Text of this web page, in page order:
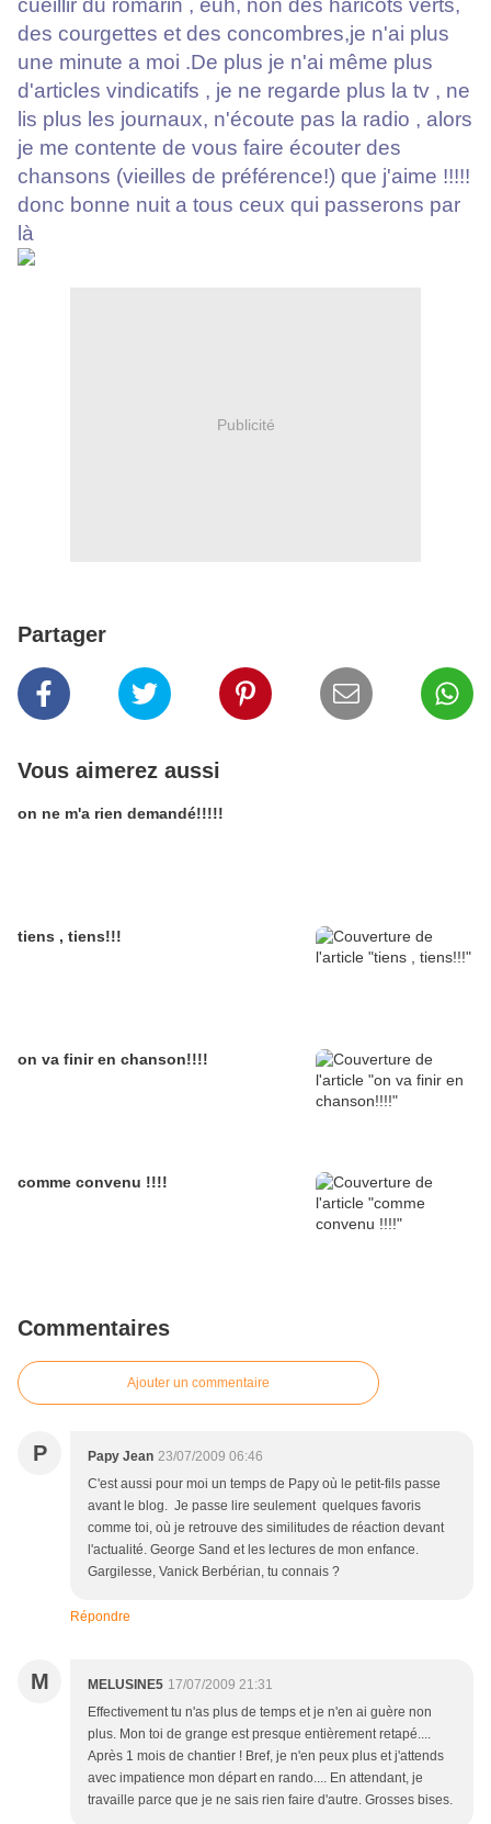
cueillir du romarin , euh, non des haricots verts,
des courgettes et des concombres,je n'ai plus
une minute a moi .De plus je n'ai même plus
d'articles vindicatifs , je ne regarde plus la tv , ne
lis plus les journaux, n'écoute pas la radio , alors
je me contente de vous faire écouter des
chansons (vieilles de préférence!) que j'aime !!!!!
donc bonne nuit a tous ceux qui passerons par
là
Publicité
Partager
Vous aimerez aussi
on ne m'a rien demandé!!!!!
tiens , tiens!!!
on va finir en chanson!!!!
comme convenu !!!!
Commentaires
Ajouter un commentaire
P Papy Jean 23/07/2009 06:46
C'est aussi pour moi un temps de Papy où le petit-fils passe
avant le blog. Je passe lire seulement quelques favoris
comme toi, où je retrouve des similitudes de réaction devant
l'actualité. George Sand et les lectures de mon enfance.
Gargilesse, Vanick Berbérian, tu connais ?
Répondre
M MELUSINE5 17/07/2009 21:31
Effectivement tu n'as plus de temps et je n'en ai guère non
plus. Mon toi de grange est presque entièrement retapé....
Après 1 mois de chantier ! Bref, je n'en peux plus et j'attends
avec impatience mon départ en rando.... En attendant, je
travaille parce que je ne sais rien faire d'autre. Grosses bises.